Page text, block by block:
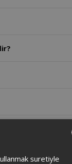
TURKISH
suretiyle